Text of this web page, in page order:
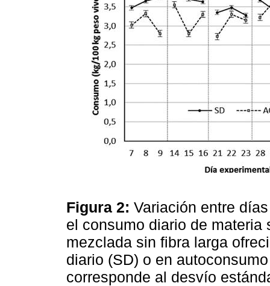
Figura 2: Variación entre
el consumo diario de
mezclada sin fibra larga
diario (SD) o en
corresponde al desvío